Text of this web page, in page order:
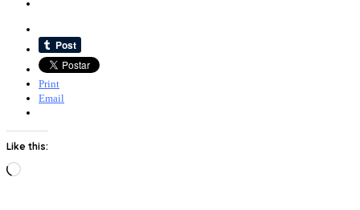
Print
Email
Like this:
Loading…